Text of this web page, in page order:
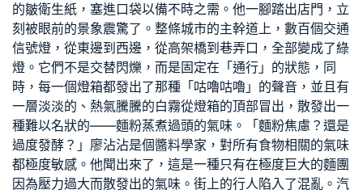
的皺衛生紙，塞進口袋以備不時之需。他一腳踏出店門，立
刻被眼前的景象震驚了。整條城市的主幹道上，數百個交通
信號燈，從東邊到西邊，從高架橋到巷弄口，全部變成了綠
燈。它們不是交替閃爍，而是固定在「通行」的狀態，同
時，每一個燈箱都發出了那種「咕嚕咕嚕」的聲音，並且有
一層淡淡的、熱氣騰騰的白霧從燈箱的頂部冒出，散發出一
種難以名狀的——麵粉蒸煮過頭的氣味。「麵粉焦慮？還是
過度發酵？」廖沾沾是個醬料學家，對所有食物相關的氣味
都極度敏感。他聞出來了，這是一種只有在極度巨大的麵團
因為壓力過大而散發出的氣味。街上的行人陷入了混亂。汽